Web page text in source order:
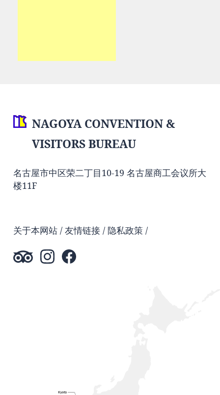
NAGOYA CONVENTION &
VISITORS BUREAU
名古屋市中区荣二丁目10-19 名古屋商工会议所大
楼11F
关于本网站 友情链接 隐私政策